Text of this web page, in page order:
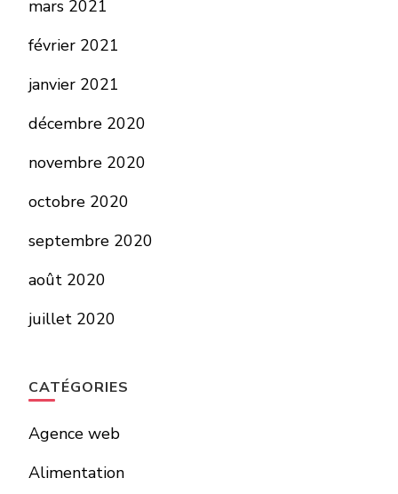
mars 2021
février 2021
janvier 2021
décembre 2020
novembre 2020
octobre 2020
septembre 2020
août 2020
juillet 2020
CATÉGORIES
Agence web
Alimentation